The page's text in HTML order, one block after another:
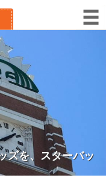
ズを、スターバッ